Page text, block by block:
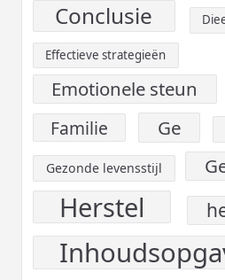
Conclusie
Effectieve strategieën
Emotionele steun
Familie Ge
Gezonde levensstijl
Herstel